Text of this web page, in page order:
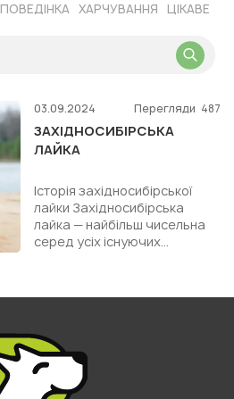
ПОВЕДІНКА ХАРЧУВАННЯ ЦІКАВЕ
03.09.2024 Перегляди 487
ЗАХІДНОСИБІРСЬКА
ЛАЙКА
Історія західносибірської
лайки Західносибірська
лайка — найбільш чисельна
серед усіх існуючих